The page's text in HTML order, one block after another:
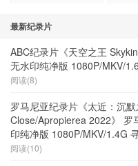
最新纪录片
ABC纪录片《天空之王
无水印纯净版 1080P/MKV/
阅读(8)
罗马尼亚纪录片《太近：沉
Close/Apropierea 2022》 罗
印纯净版 1080P/MKV/1.4G
阅读(10)